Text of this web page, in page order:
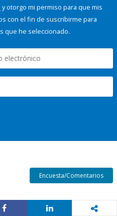
y otorgo mi permiso para que mis
con el fin de suscribirme para
que he seleccionado.
Encuesta/Comentarios